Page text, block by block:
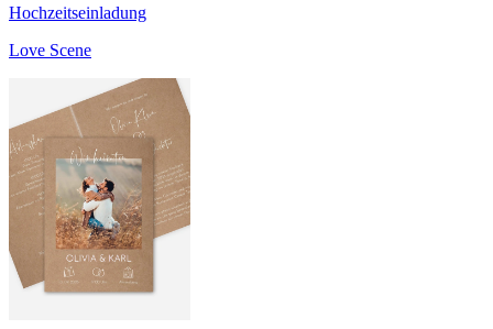
Hochzeitseinladung
Love Scene